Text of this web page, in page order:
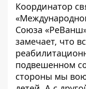
Координатор
Союза
замечает, что
подвешенном
стороны мы